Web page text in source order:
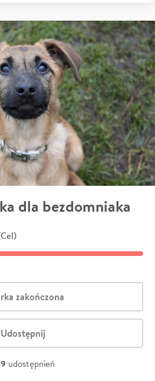
dla bezdomniaka
zakończona
Udostępnij
udostępnień